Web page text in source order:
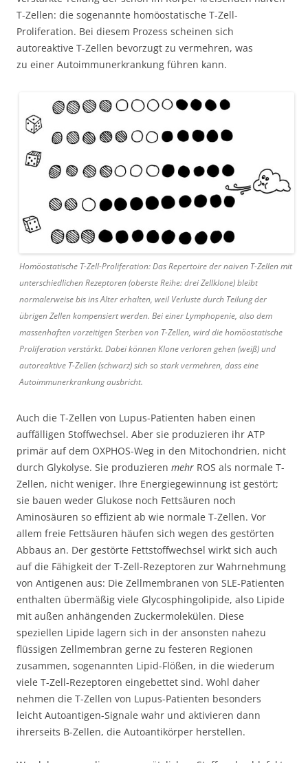
T-Zellen: die sogenannte homöostatische T-Zell-
Proliferation. Bei diesem Prozess scheinen sich
autoreaktive T-Zellen bevorzugt zu vermehren, was
zu einer Autoimmunerkrankung führen kann.
Homöostatische T-Zell-Proliferation: Das Repertoire der naiven T-Zellen mit
unterschiedlichen Rezeptoren (oberste Reihe: drei Zellklone) bleibt
normalerweise bis ins Alter erhalten, weil Verluste durch Teilung der
übrigen Zellen kompensiert werden. Bei einer Lymphopenie, also dem
massenhaften vorzeitigen Sterben von T-Zellen, wird die homöostatische
Proliferation verstärkt. Dabei können Klone verloren gehen (weiß) und
autoreaktive T-Zellen (schwarz) sich so stark vermehren, dass eine
Autoimmunerkrankung ausbricht.
Auch die T-Zellen von Lupus-Patienten haben einen
auffälligen Stoffwechsel. Aber sie produzieren ihr ATP
primär auf dem OXPHOS-Weg in den Mitochondrien, nicht
durch Glykolyse. Sie produzieren mehr ROS als normale T-
Zellen, nicht weniger. Ihre Energiegewinnung ist gestört;
sie bauen weder Glukose noch Fettsäuren noch
Aminosäuren so effizient ab wie normale T-Zellen. Vor
allem freie Fettsäuren häufen sich wegen des gestörten
Abbaus an. Der gestörte Fettstoffwechsel wirkt sich auch
auf die Fähigkeit der T-Zell-Rezeptoren zur Wahrnehmung
von Antigenen aus: Die Zellmembranen von SLE-Patienten
enthalten übermäßig viele Glycosphingolipide, also Lipide
mit außen anhängenden Zuckermolekülen. Diese
speziellen Lipide lagern sich in der ansonsten nahezu
flüssigen Zellmembran gerne zu festeren Regionen
zusammen, sogenannten Lipid-Flößen, in die wiederum
viele T-Zell-Rezeptoren eingebettet sind. Wohl daher
nehmen die T-Zellen von Lupus-Patienten besonders
leicht Autoantigen-Signale wahr und aktivieren dann
ihrerseits B-Zellen, die Autoantikörper herstellen.